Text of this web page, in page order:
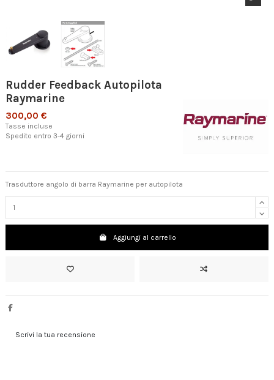
Rudder Feedback Autopilota
Raymarine
300,00 €
Tasse incluse
Spedito entro 3-4 giorni
Trasduttore angolo di barra Raymarine per autopilota
Aggiungi al carrello
Scrivi la tua recensione